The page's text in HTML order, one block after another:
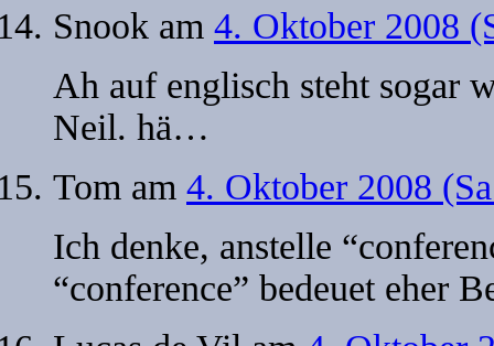
Snook am 4. Oktober 2008
Ah auf englisch steht sogar
Neil. hä…
Tom am 4. Oktober 2008
Ich denke, anstelle
“conference” bedeuet eher